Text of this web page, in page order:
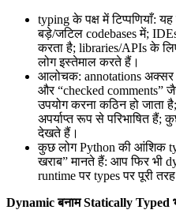
typing के पक्ष में टिप्पणियाँ:
बड़े/जटिल codebases में;
करता है; libraries/APIs के
लोग इस्तेमाल करते हैं।
आलोचक: annotations अक्सर
और “checked comments”
उपयोग करना कठिन हो जाता
अपर्याप्त रूप से परिभाषित
देखते हैं।
कुछ लोग Python की आंशिक
खराब” मानते हैं: आप फिर भी
runtime पर types पर पूरी
Dynamic बनाम Statically Typed